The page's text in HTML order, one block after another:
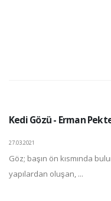
Kedi Gözü - Erman
27.03.2021
Göz; başın ön kısmında
yapılardan oluşan, ...